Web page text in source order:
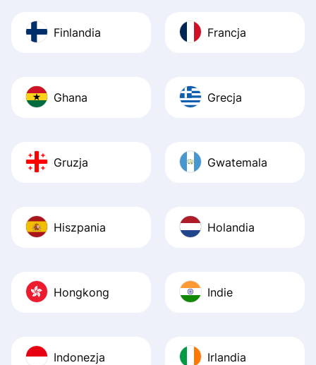
Finlandia Francja
Ghana Grecja
Gruzja Gwatemala
Hiszpania Holandia
Hongkong Indie
Indonezja Irlandia